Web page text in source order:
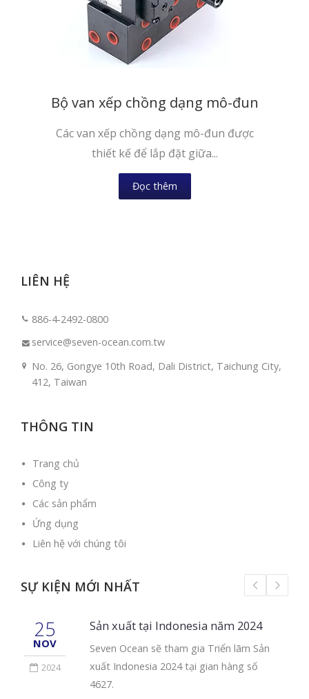
Bộ van xếp chồng dạng mô-đun
Các van xếp chồng dạng mô-đun được
thiết kế để lắp đặt giữa...
Đọc thêm
LIÊN HỆ
886-4-2492-0800
service@seven-ocean.com.tw
No. 26, Gongye 10th Road, Dali District, Taichung City,
412, Taiwan
THÔNG TIN
Trang chủ
Công ty
Các sản phẩm
Ứng dụng
Liên hệ với chúng tôi
SỰ KIỆN MỚI NHẤT
25
NOV
2024
Sản xuất tại Indonesia năm 2024
Seven Ocean sẽ tham gia Triển lãm Sản
xuất Indonesia 2024 tại gian hàng số
4627.